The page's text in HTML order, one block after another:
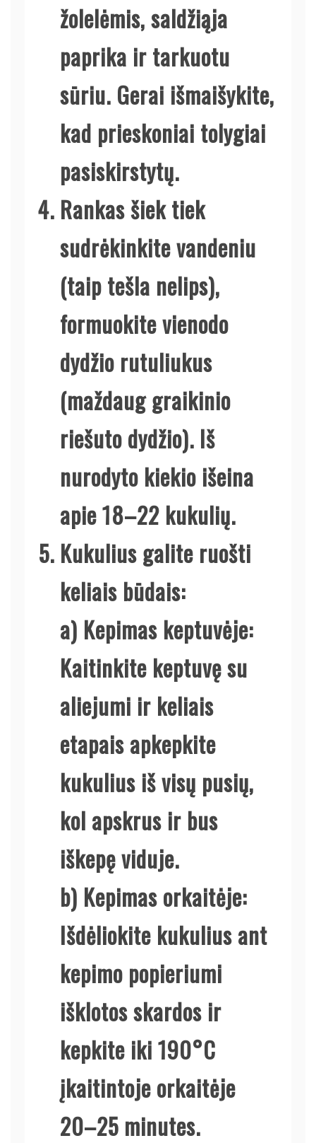
žolelėmis, saldžiąja
paprika ir tarkuotu
sūriu. Gerai išmaišykite,
kad prieskoniai tolygiai
pasiskirstytų.
Rankas šiek tiek
sudrėkinkite vandeniu
(taip tešla nelips),
formuokite vienodo
dydžio rutuliukus
(maždaug graikinio
riešuto dydžio). Iš
nurodyto kiekio išeina
apie 18–22 kukulių.
Kukulius galite ruošti
keliais būdais:
a) Kepimas keptuvėje:
Kaitinkite keptuvę su
aliejumi ir keliais
etapais apkepkite
kukulius iš visų pusių,
kol apskrus ir bus
iškepę viduje.
b) Kepimas orkaitėje:
Išdėliokite kukulius ant
kepimo popieriumi
išklotos skardos ir
kepkite iki 190°C
įkaitintoje orkaitėje
20–25 minutes.